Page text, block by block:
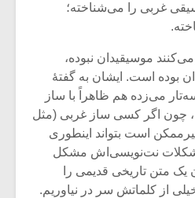
غربی را می‌شناخته؛
موسیقیدان نبوده،
بوده است. ایشان به گفتۀ
می‌زده هم ظاهراً با ساز
چون اگر کسی ساز غربی (مثل
غیرممکن است بتواند اینطوری
نت‌نویسی‌اش مشکل
متن تاریخی قدیمی را
از کلماتش سر در نیاوریم.